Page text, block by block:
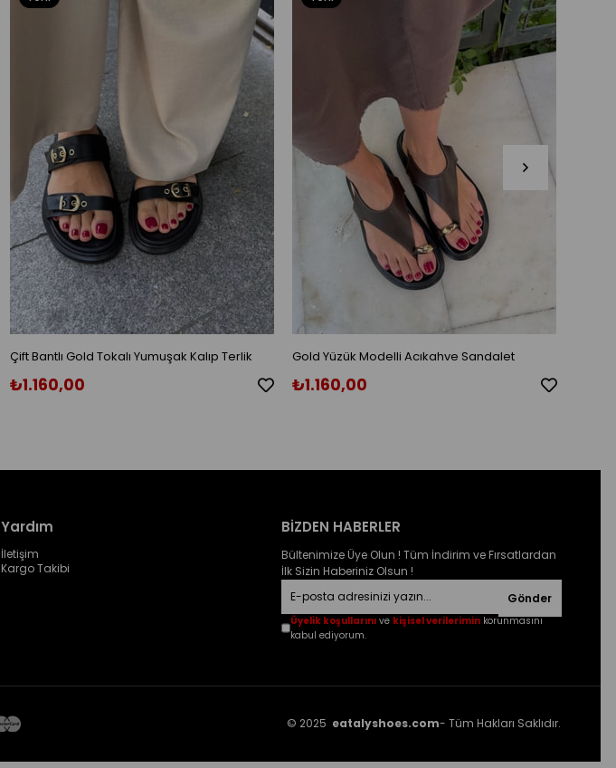
Çift Bantlı Gold Tokalı Yumuşak Kalıp Terlik
₺1.160,00
Gold Yüzük Modelli Acıkahve Sandalet
₺1.160,00
Yardım
İletişim
Kargo Takibi
BİZDEN HABERLER
Bültenimize Üye Olun ! Tüm İndirim ve Fırsatlardan
İlk Sizin Haberiniz Olsun !
Gönder
Üyelik koşullarını ve kişisel verilerimin korunmasını
kabul ediyorum.
© 2025 eatalyshoes.com- Tüm Hakları Saklıdır.